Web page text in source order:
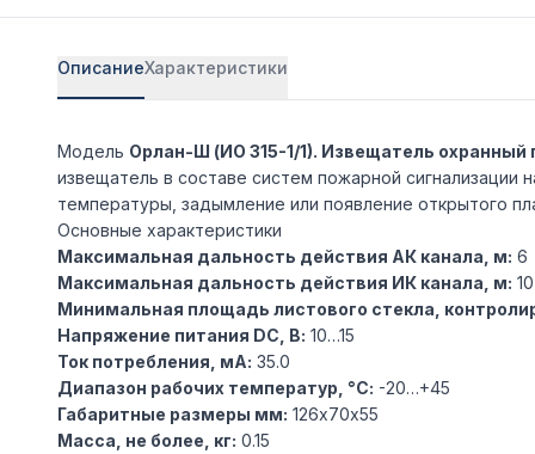
ОписаниеХарактеристики
Модель Орлан-Ш (ИО 315-1/1). Извещатель
извещатель в составе систем пожарной
температуры, задымление или появление открытого
Основные характеристики
Максимальная дальность действия АК канала, м: 6
Максимальная дальность действия ИК канала, м: 10
Минимальная площадь листового стекла,
Напряжение питания DC, В: 10…15
Ток потребления, мА: 35.0
Диапазон рабочих температур, °С: -20…+45
Габаритные размеры мм: 126х70х55
Масса, не более, кг: 0.15